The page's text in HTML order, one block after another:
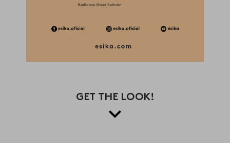
GET THE LOOK!